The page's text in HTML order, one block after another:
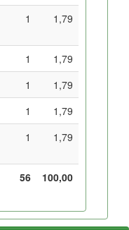
1 1,79
1
1,79
1
1,79
1
1,79
1 1,79
56 100,00